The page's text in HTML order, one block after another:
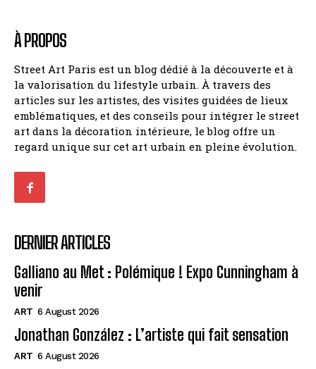
À PROPOS
Street Art Paris est un blog dédié à la découverte et à
la valorisation du lifestyle urbain. À travers des
articles sur les artistes, des visites guidées de lieux
emblématiques, et des conseils pour intégrer le street
art dans la décoration intérieure, le blog offre un
regard unique sur cet art urbain en pleine évolution.
DERNIER ARTICLES
Galliano au Met : Polémique ! Expo Cunningham à
venir
ART 6 August 2026
Jonathan González : L’artiste qui fait sensation
ART 6 August 2026